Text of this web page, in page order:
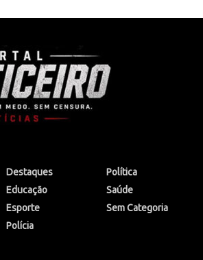
Destaques
Educação
Esporte
Polícia
Política
Saúde
Sem Categoria